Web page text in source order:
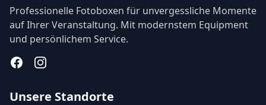
Professionelle Fotoboxen für unvergessliche Momente
auf Ihrer Veranstaltung. Mit modernstem Equipment
und persönlichem Service.
FacebookInstagram
Unsere Standorte